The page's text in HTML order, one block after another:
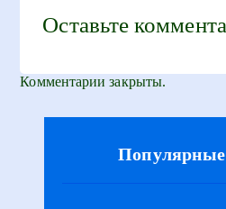
Оставьте
Комментарии закрыты.
Популярные